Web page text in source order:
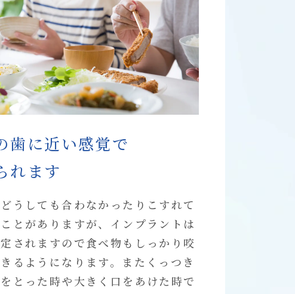
歯に近い感覚で
れます
うしても合わなかったりこすれて
とがありますが、インプラントは
されますので食べ物もしっかり咬
るようになります。またくっつき
とった時や大きく口をあけた時で